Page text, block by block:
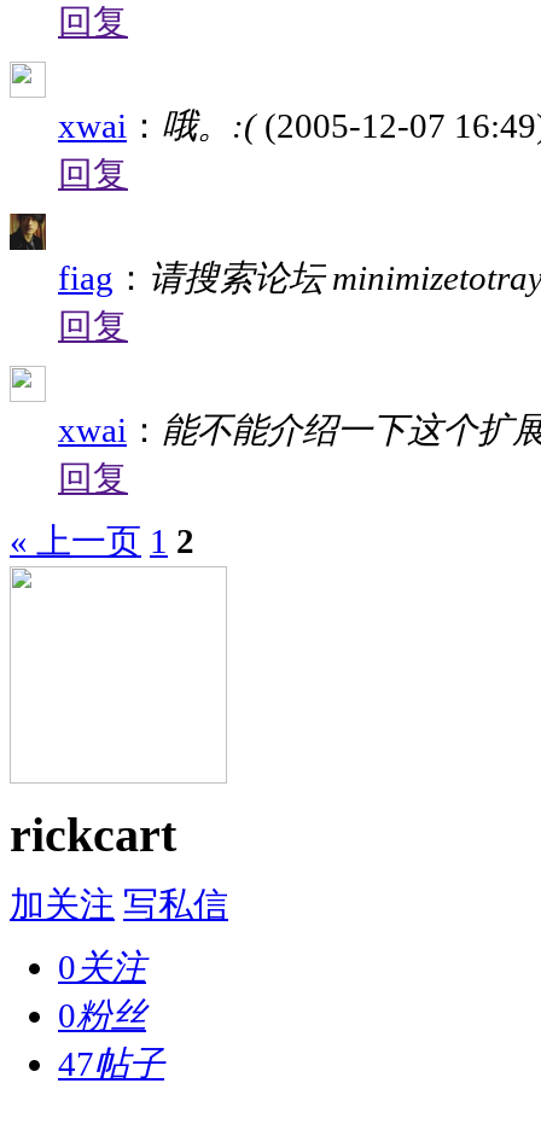
回复
xwai ： 哦。:( (2005-12-07
回复
fiag ： 请搜索论坛
回复
xwai ： 能不能介绍一下这个扩
回复
« 上一页 1 2
rickcart
加关注 写私信
0关注
0粉丝
47帖子